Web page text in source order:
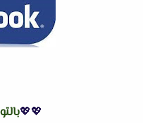
💖💖